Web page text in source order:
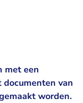
met een
documenten van
worden.